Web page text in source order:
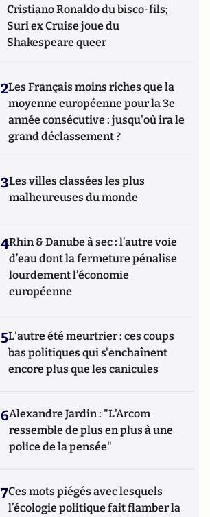
Cristiano Ronaldo du bisco-fils;
Suri ex Cruise joue du
Shakespeare queer
2Les Français moins riches que la
moyenne européenne pour la 3e
année consécutive : jusqu'où ira le
grand déclassement ?
3Les villes classées les plus
malheureuses du monde
4Rhin & Danube à sec : l’autre voie
d’eau dont la fermeture pénalise
lourdement l’économie
européenne
5L'autre été meurtrier : ces coups
bas politiques qui s'enchaînent
encore plus que les canicules
6Alexandre Jardin : "L'Arcom
ressemble de plus en plus à une
police de la pensée"
7Ces mots piégés avec lesquels
l’écologie politique fait flamber la